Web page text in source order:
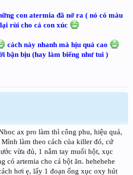
con atermia đã nở ra ( nó có màu
rùi cho cá con xúc
cách này nhanh mà hịu quả cao
bận bịu (hay làm biếng như tui )
ax pro làm thì công phu, hiệu quả,
làm theo cách của killer đó, cứ
vừa đủ, 1 nắm tay muối hột, xục
có artemia cho cá bột ăn. hehehehe
hơi ẹ, lấy 1 đoạn ống xục oxy hút